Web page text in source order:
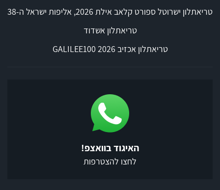
טריאתלון ישרוטל ספורט קלאב אילת 2026, אליפות ישראל ה-38
טריאתלון אשדוד
טריאתלון אכזיב 2026 GALILEE100
האיגוד בוואצפ!
לחצו להצטרפות